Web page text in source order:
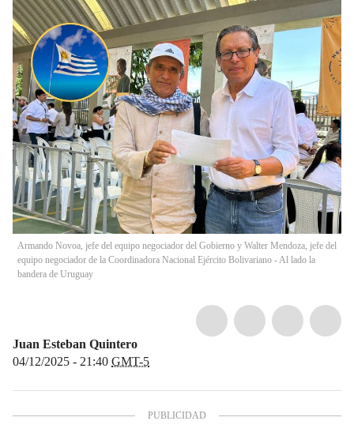
Armando Novoa, jefe del equipo negociador del Gobierno y Walter Mendoza, jefe del
equipo negociador de la Coordinadora Nacional Ejército Bolivariano - Al lado la
bandera de Uruguay
Juan Esteban Quintero
04/12/2025 - 21:40 GMT-5